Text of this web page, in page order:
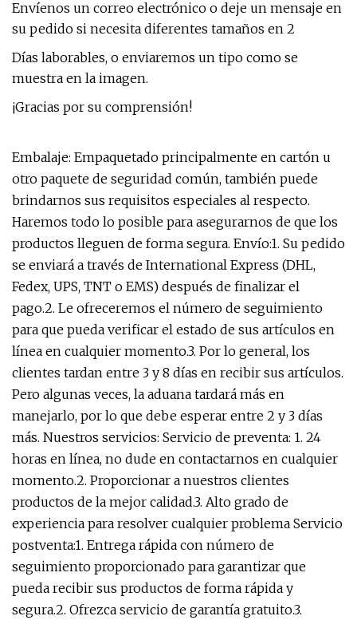
Envíenos un correo electrónico o deje un mensaje en
su pedido si necesita diferentes tamaños en 2
Días laborables, o enviaremos un tipo como se
muestra en la imagen.
¡Gracias por su comprensión!
Embalaje: Empaquetado principalmente en cartón u
otro paquete de seguridad común, también puede
brindarnos sus requisitos especiales al respecto.
Haremos todo lo posible para asegurarnos de que los
productos lleguen de forma segura. Envío:1. Su pedido
se enviará a través de International Express (DHL,
Fedex, UPS, TNT o EMS) después de finalizar el
pago.2. Le ofreceremos el número de seguimiento
para que pueda verificar el estado de sus artículos en
línea en cualquier momento.3. Por lo general, los
clientes tardan entre 3 y 8 días en recibir sus artículos.
Pero algunas veces, la aduana tardará más en
manejarlo, por lo que debe esperar entre 2 y 3 días
más. Nuestros servicios: Servicio de preventa: 1. 24
horas en línea, no dude en contactarnos en cualquier
momento.2. Proporcionar a nuestros clientes
productos de la mejor calidad.3. Alto grado de
experiencia para resolver cualquier problema Servicio
postventa:1. Entrega rápida con número de
seguimiento proporcionado para garantizar que
pueda recibir sus productos de forma rápida y
segura.2. Ofrezca servicio de garantía gratuito.3.